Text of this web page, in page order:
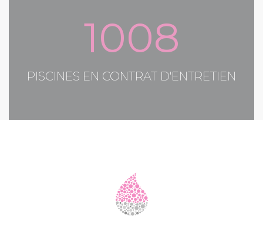
1008
PISCINES EN CONTRAT D'ENTRETIEN